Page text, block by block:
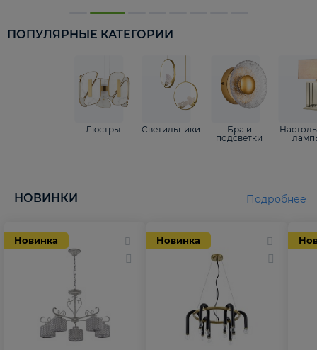
ПОПУЛЯРНЫЕ КАТЕГОРИИ
Люстры Светильники
Бра и
подсветки
НОВИНКИ
Новинка Новинка
Подробнее